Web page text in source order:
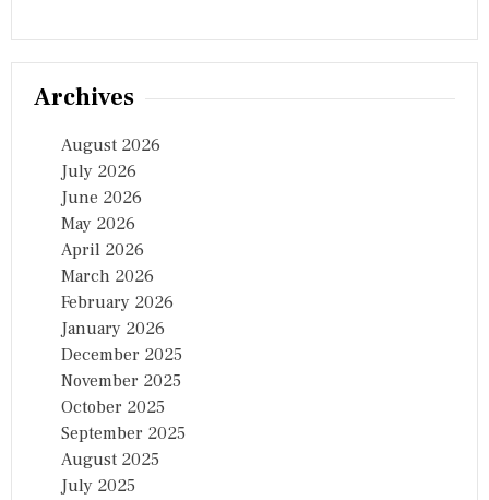
Archives
August 2026
July 2026
June 2026
May 2026
April 2026
March 2026
February 2026
January 2026
December 2025
November 2025
October 2025
September 2025
August 2025
July 2025